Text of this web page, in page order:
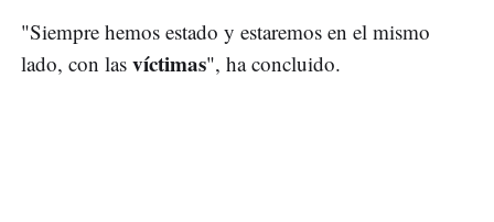
"Siempre hemos estado y estaremos en el mismo
lado, con las víctimas", ha concluido.